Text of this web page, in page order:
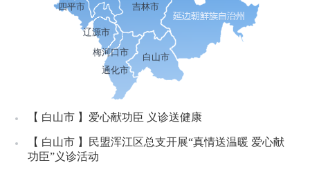
四平市
吉林市
辽源市
梅河口市
通化市
白山市
【 白山市 】爱心献功臣 义诊送健康
【 白山市 】民盟浑江区总支开展“真情送温暖 爱心献
功臣”义诊活动